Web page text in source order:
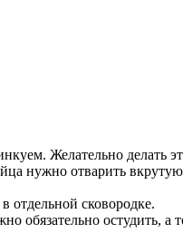
Желательно делать
нужно отварить
отдельной сковородке.
обязательно остудить, а